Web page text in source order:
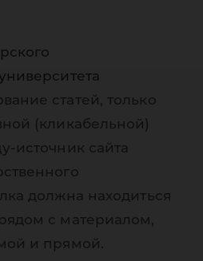
статей, только
(кликабельной)
источник сайта
должна находиться
с материалом,
и прямой.